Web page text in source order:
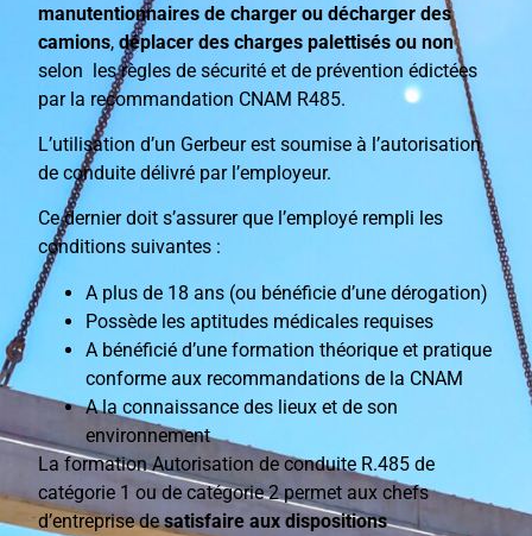
manutentionnaires de charger ou décharger des
camions,déplacer des charges palettisés ou non
selon les règles de sécurité et de prévention édictées
par la recommandation CNAM R485.
L’utilisation d’un Gerbeur est soumise à l’autorisation
de conduite délivré par l’employeur.
Ce dernier doit s’assurer que l’employé rempli les
conditions suivantes :
A plus de 18 ans (ou bénéficie d’une dérogation)
Possède les aptitudes médicales requises
A bénéficié d’une formation théorique et pratique
conforme aux recommandations de la CNAM
A la connaissance des lieux et de son
environnement
La formation Autorisation de conduite R.485 de
catégorie 1 ou de catégorie 2 permet aux chefs
d’entreprise desatisfaire aux dispositions